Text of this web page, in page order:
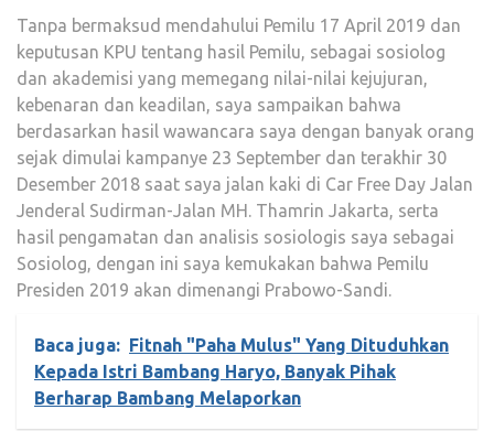
Tanpa bermaksud mendahului Pemilu 17 April 2019 dan
keputusan KPU tentang hasil Pemilu, sebagai sosiolog
dan akademisi yang memegang nilai-nilai kejujuran,
kebenaran dan keadilan, saya sampaikan bahwa
berdasarkan hasil wawancara saya dengan banyak orang
sejak dimulai kampanye 23 September dan terakhir 30
Desember 2018 saat saya jalan kaki di Car Free Day Jalan
Jenderal Sudirman-Jalan MH. Thamrin Jakarta, serta
hasil pengamatan dan analisis sosiologis saya sebagai
Sosiolog, dengan ini saya kemukakan bahwa Pemilu
Presiden 2019 akan dimenangi Prabowo-Sandi.
Baca juga:
Fitnah "Paha Mulus" Yang Dituduhkan
Kepada Istri Bambang Haryo, Banyak Pihak
Berharap Bambang Melaporkan